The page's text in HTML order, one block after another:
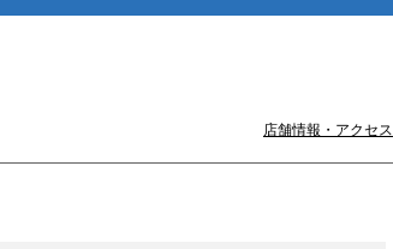
店舗情報・アクセス